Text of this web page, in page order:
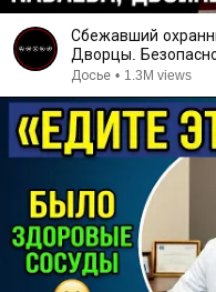
Сбежавший
Дворцы.
Досье • 1.3M views